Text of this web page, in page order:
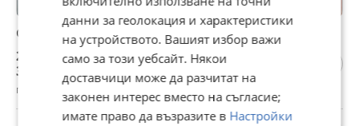
Селфи стик
20 €
39,12 лв
гр. Хасково, Република, вчера, 06:31
данни за геолокация и характеристики
на устройството. Вашият избор важи
само за този уебсайт. Някои
доставчици може да разчитат на
законен интерес вместо на съгласие;
имате право да възразите в Настройки